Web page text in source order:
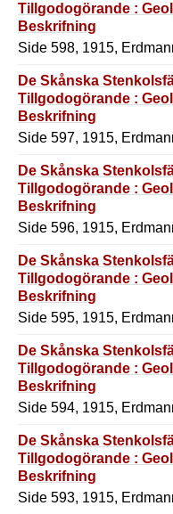
Tillgodogörande :
Beskrifning
Side 598, 1915,
De Skånska
Tillgodogörande :
Beskrifning
Side 597, 1915,
De Skånska
Tillgodogörande :
Beskrifning
Side 596, 1915,
De Skånska
Tillgodogörande :
Beskrifning
Side 595, 1915,
De Skånska
Tillgodogörande :
Beskrifning
Side 594, 1915,
De Skånska
Tillgodogörande :
Beskrifning
Side 593, 1915,